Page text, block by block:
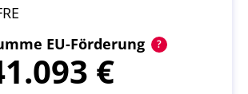
EU-Förderung